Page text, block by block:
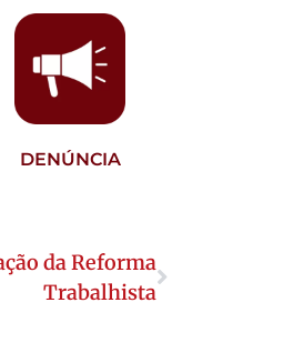
DENÚNCIA
da Reforma
Trabalhista